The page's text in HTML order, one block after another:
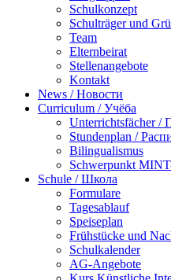
Schulkonzept
Schulträger und
Team
Elternbeirat
Stellenangebote
Kontakt
News / Новости
Curriculum / Учёба
Unterrichtsfächer /
Stundenplan /
Bilingualismus
Schwerpunkt
Schule / Школа
Formulare
Tagesablauf
Speiseplan
Frühstücke und
Schulkalender
AG-Angebote